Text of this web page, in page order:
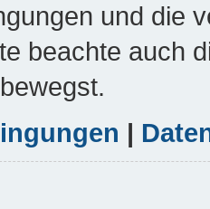
und die
beachte auch
|